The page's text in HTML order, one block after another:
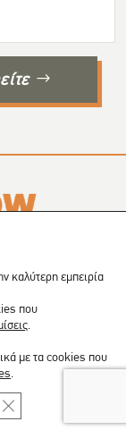
καλύτερη εμπειρία
που
με τα cookies που
ΚΛΕΊΣΙΜΟ ΤΟΥ COOKIE